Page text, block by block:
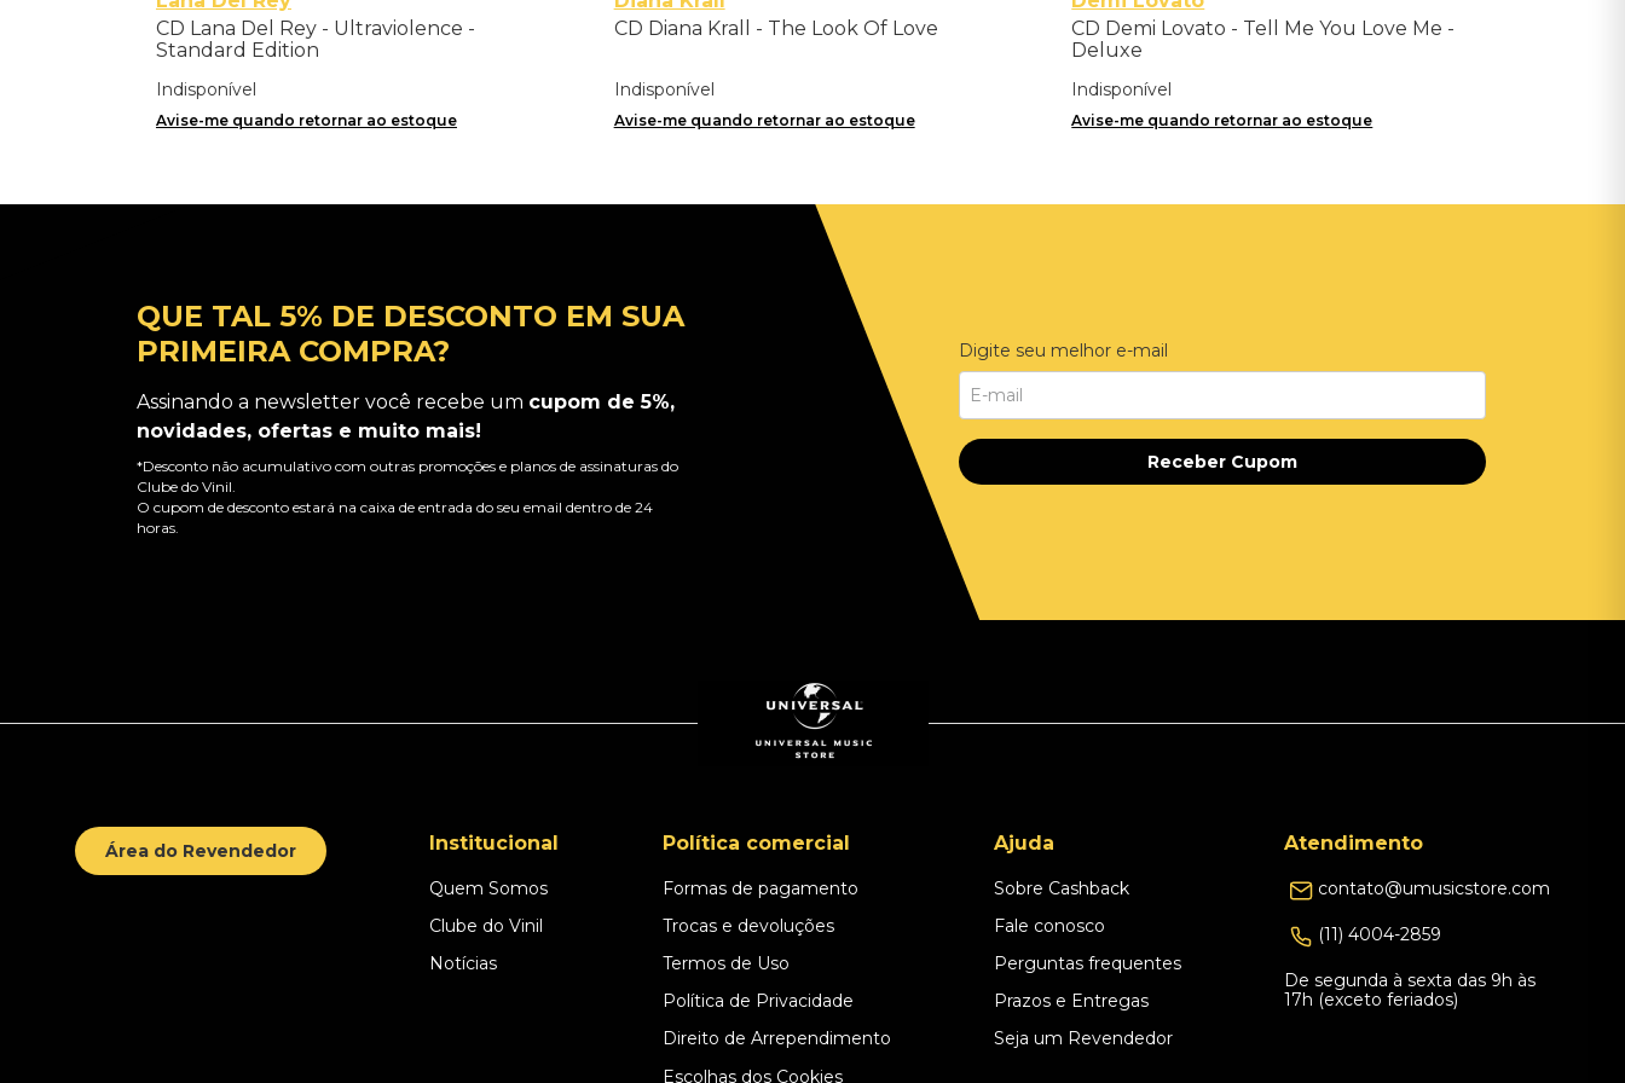
CD Lana Del Rey - Ultraviolence -
Standard Edition
Indisponível
Avise-me quando retornar ao estoque
CD Diana Krall - The Look Of Love
Indisponível
Avise-me quando retornar ao estoque
CD Demi Lovato - Tell Me You Love Me -
Deluxe
Indisponível
Avise-me quando retornar ao estoque
QUE TAL 5% DE DESCONTO EM SUA
PRIMEIRA COMPRA?
Assinando a newsletter você recebe um cupom de 5%,
novidades, ofertas e muito mais!
*Desconto não acumulativo com outras promoções e planos de assinaturas do
Clube do Vinil.
O cupom de desconto estará na caixa de entrada do seu email dentro de 24
horas.
Digite seu melhor e-mail
Receber Cupom
Área do Revendedor Institucional
Quem Somos
Clube do Vinil
Notícias
Política comercial
Formas de pagamento
Trocas e devoluções
Termos de Uso
Política de Privacidade
Direito de Arrependimento
Escolhas dos Cookies
Ajuda
Sobre Cashback
Fale conosco
Perguntas frequentes
Prazos e Entregas
Seja um Revendedor
Atendimento
contato@umusicstore.com
(11) 4004-2859
De segunda à sexta das 9h às
17h (exceto feriados)